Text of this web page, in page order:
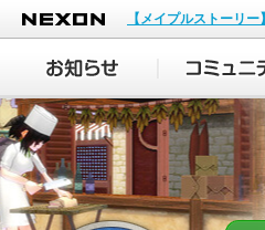
NEXON
【メイプルストーリ